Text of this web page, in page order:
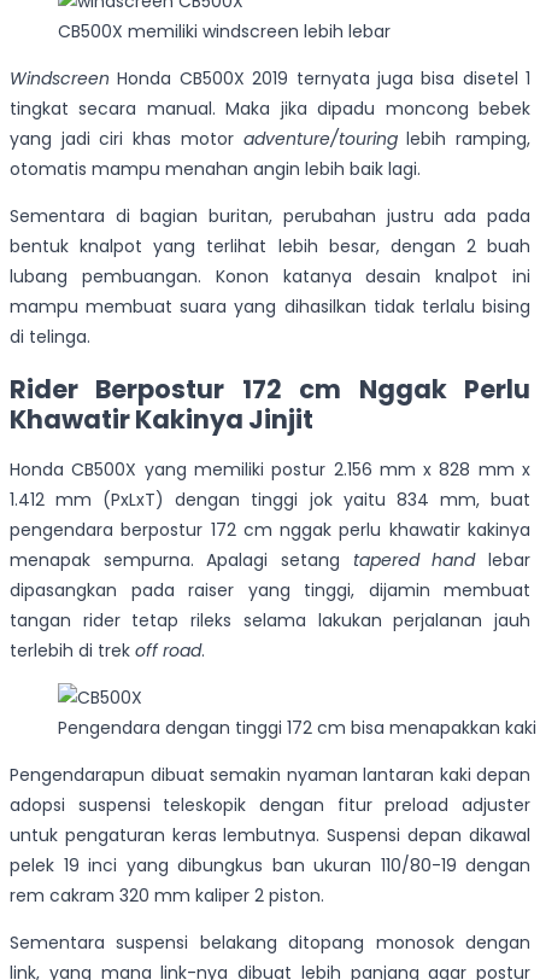
CB500X memiliki windscreen lebih lebar
Windscreen Honda CB500X 2019 ternyata juga bisa disetel 1
tingkat secara manual. Maka jika dipadu moncong bebek
yang jadi ciri khas motor adventure/touringlebih ramping,
otomatis mampu menahan angin lebih baik lagi.
Sementara di bagian buritan, perubahan justru ada pada
bentuk knalpot yang terlihat lebih besar, dengan 2 buah
lubang pembuangan. Konon katanya desain knalpot ini
mampu membuat suara yang dihasilkan tidak terlalu bising
di telinga.
Rider Berpostur 172 cm Nggak Perlu
Khawatir Kakinya Jinjit
Honda CB500X yang memiliki postur 2.156 mm x 828 mm x
1.412 mm (PxLxT) dengan tinggi jok yaitu 834 mm, buat
pengendara berpostur 172 cm nggak perlu khawatir kakinya
menapak sempurna. Apalagi setang tapered handlebar
dipasangkan pada raiser yang tinggi, dijamin membuat
tangan rider tetap rileks selama lakukan perjalanan jauh
terlebih di trek off road.
Pengendara dengan tinggi 172 cm bisa menapakkan
Pengendarapun dibuat semakin nyaman lantaran kaki depan
adopsi suspensi teleskopik dengan fitur preload adjuster
untuk pengaturan keras lembutnya. Suspensi depan dikawal
pelek 19 inci yang dibungkus ban ukuran 110/80-19 dengan
rem cakram 320 mm kaliper 2 piston.
Sementara suspensi belakang ditopang monosok dengan
link, yang mana link-nya dibuat lebih panjang agar postur